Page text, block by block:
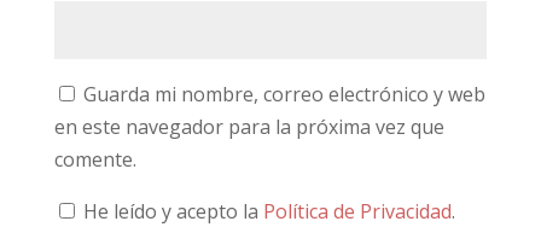
Guarda mi nombre, correo electrónico y web
en este navegador para la próxima vez que
comente.
He leído y acepto la Política de Privacidad.